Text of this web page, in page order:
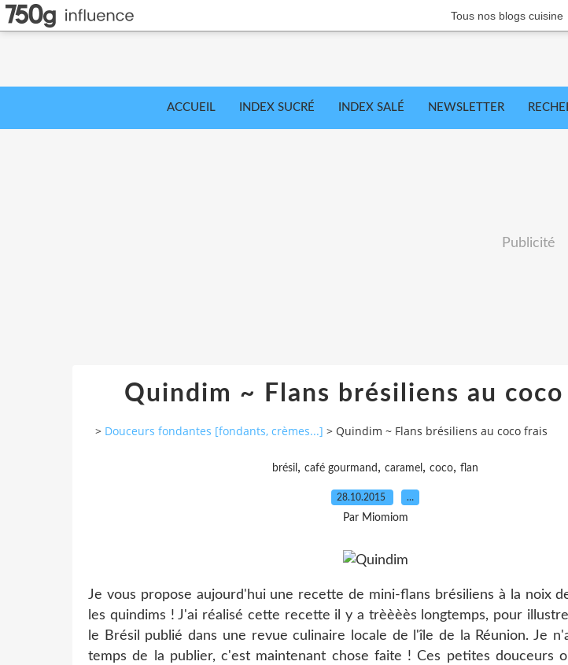
Tous nos blogs cuisine
ACCUEIL INDEX SUCRÉ INDEX SALÉ NEWSLETTER
Publicité
Quindim ~ Flans brésiliens au
> Douceurs fondantes [fondants, crèmes...] > Quindim ~ Flans brésiliens au coco frais
brésil , café gourmand , caramel , coco, flan
28.10.2015 …
Par Miomiom
Je vous propose aujourd'hui une recette de mini-flans brésiliens à la noix
les quindims ! J'ai réalisé cette recette il y a trèèèès longtemps, pour
le Brésil publié dans une revue culinaire locale de l'île de la Réunion. Je
temps de la publier, c'est maintenant chose faite ! Ces petites douceurs